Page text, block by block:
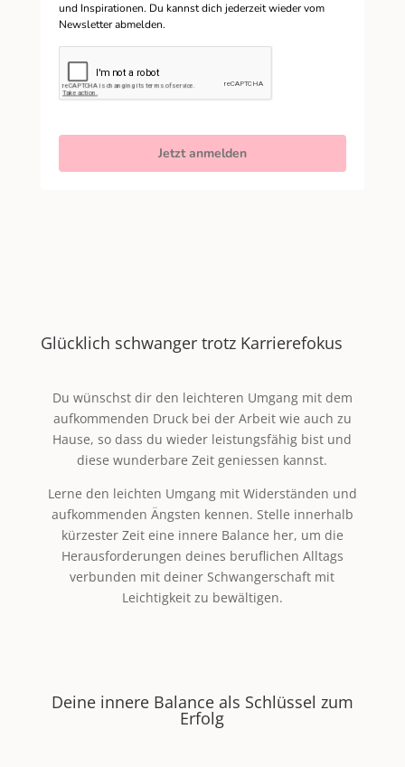
und Inspirationen. Du kannst dich jederzeit wieder vom
Newsletter abmelden.
Jetzt anmelden
Glücklich schwanger trotz Karrierefokus
Du wünschst dir den leichteren Umgang mit dem
aufkommenden Druck bei der Arbeit wie auch zu
Hause, so dass du wieder leistungsfähig bist und
diese wunderbare Zeit geniessen kannst.
Lerne den leichten Umgang mit Widerständen und
aufkommenden Ängsten kennen. Stelle innerhalb
kürzester Zeit eine innere Balance her, um die
Herausforderungen deines beruflichen Alltags
verbunden mit deiner Schwangerschaft mit
Leichtigkeit zu bewältigen.
Deine innere Balance als Schlüssel zum
Erfolg